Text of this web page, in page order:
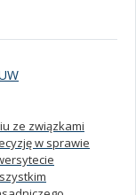
ze związkami
w sprawie